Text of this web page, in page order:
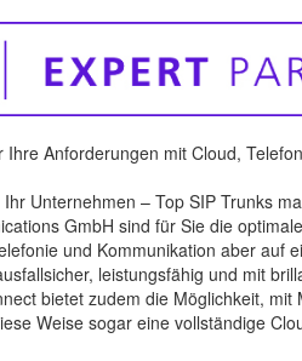
Anforderungen mit Cloud,
Unternehmen – Top SIP Trunks
GmbH sind für Sie die
und Kommunikation aber auf
leistungsfähig und mit
bietet zudem die Möglichkeit, mit
Weise sogar eine vollständige